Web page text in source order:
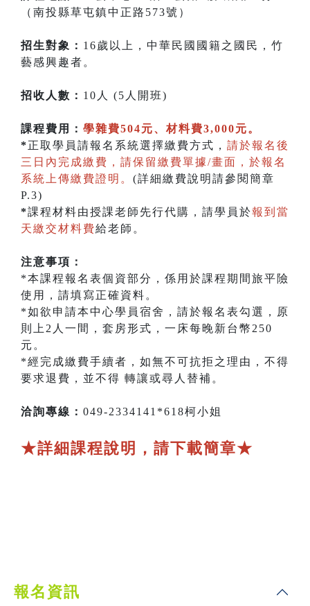
（南投縣草屯鎮中正路573號）
招生對象： 16歲以上，中華民國國籍之國民，竹
藝感興趣者。
招收人數： 10人 (5人開班)
課程費用： 學雜費504元、材料費3,000元。
* 正取學員請報名系統選擇繳費方式， 請於報名後
三日內完成繳費，請保留繳費單據/畫面，於報名
系統上傳繳費證明。 (詳細繳費說明請參閱簡章
P.3)
*課程材料由授課老師先行代購，請學員於報到當
天繳交材料費給老師。
注意事項：
*本課程報名表個資部分，係用於課程期間旅平險
使用，請填寫正確資料。
*如欲申請本中心學員宿舍，請於報名表勾選，原
則上2人一間，套房形式，一床每晚新台幣250
元。
*經完成繳費手續者，如無不可抗拒之理由，不得
要求退費，並不得 轉讓或尋人替補。
洽詢專線： 049-2334141*618柯小姐
★詳細課程說明，請下載簡章★
報名資訊